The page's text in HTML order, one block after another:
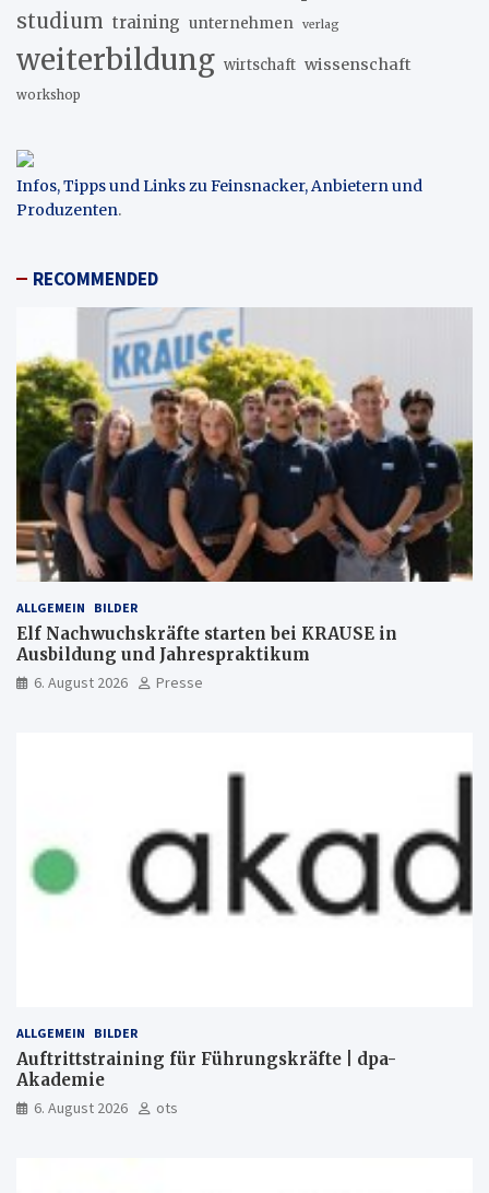
studium training unternehmen verlag
weiterbildung wirtschaft wissenschaft
workshop
Infos, Tipps und Links zu Feinsnacker, Anbietern und
Produzenten.
RECOMMENDED
ALLGEMEIN BILDER
Elf Nachwuchskräfte starten bei KRAUSE in
Ausbildung und Jahrespraktikum
6. August 2026 Presse
ALLGEMEIN BILDER
Auftrittstraining für Führungskräfte | dpa-
Akademie
6. August 2026 ots